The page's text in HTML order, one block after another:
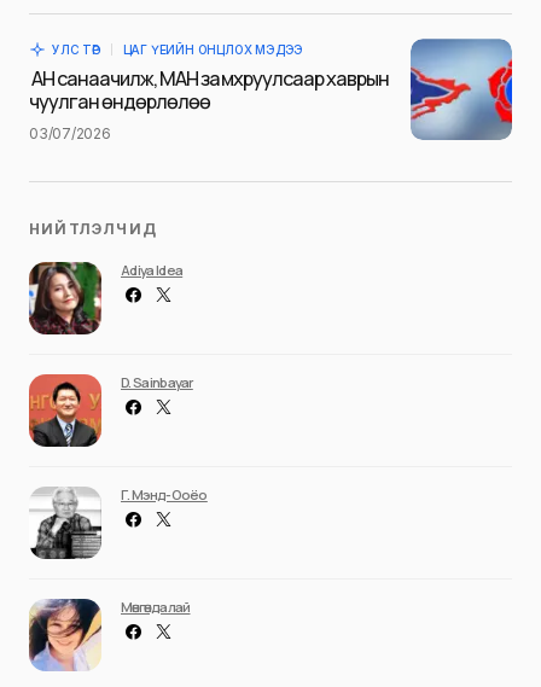
time I comment.
Илгээх
УЛС ТӨР ЦАГ ҮЕИЙН ОНЦЛОХ МЭДЭЭ
АН санаачилж, МАН замхруулсаар хаврын
чуулган өндөрлөлөө
03/07/2026
НИЙТЛЭЛЧИД
Adiya Idea
D. Sainbayar
Г. Мэнд-Ооёо
Мөнгөндалай